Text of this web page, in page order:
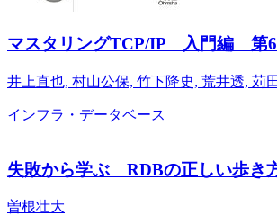
マスタリングTCP/IP 入門編 第
井上直也, 村山公保, 竹下降史, 荒井透, 苅
インフラ・データベース
失敗から学ぶ RDBの正しい歩き
曽根壮大